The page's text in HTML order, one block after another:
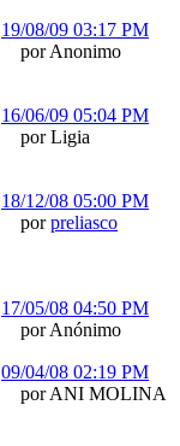
19/08/09 03:17 PM
por Anonimo
16/06/09 05:04 PM
por Ligia
18/12/08 05:00 PM
porpreliasco
17/05/08 04:50 PM
por Anónimo
09/04/08 02:19 PM
por ANI MOLINA